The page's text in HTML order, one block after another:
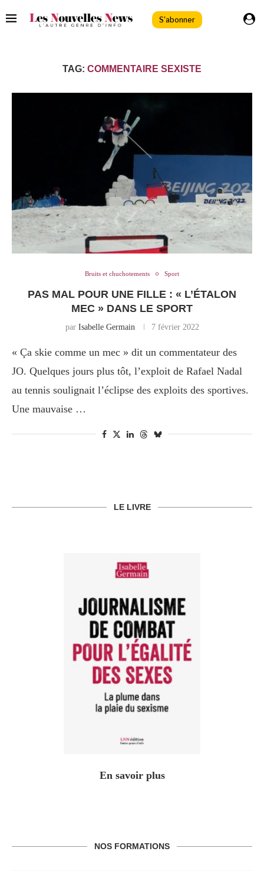
S'abonner
TAG: COMMENTAIRE SEXISTE
Bruits et chuchotements Sport
PAS MAL POUR UNE FILLE : « L’ÉTALON
MEC » DANS LE SPORT
par Isabelle Germain 7 février 2022
« Ça skie comme un mec » dit un commentateur des
JO. Quelques jours plus tôt, l’exploit de Rafael Nadal
au tennis soulignait l’éclipse des exploits des sportives.
Une mauvaise …
LE LIVRE
En savoir plus
NOS FORMATIONS